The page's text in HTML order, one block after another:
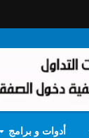
أدوات و برامج